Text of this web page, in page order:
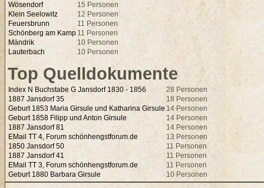
Wösendorf
15 Personen
Klein Seelowitz
12 Personen
Feuersbrunn
11 Personen
Schönberg am Kamp 11 Personen
Mändrik
10 Personen
Lauterbach
10 Personen
Top Quelldokumente
Index N Buchstabe G Jansdorf 1830 - 1856
28 Personen
1887 Jansdorf 35
18 Personen
Geburt 1853 Maria Girsule und Katharina Girsule 14 Personen
Geburt 1858 Filipp und Anton Girsule
14 Personen
1887 Jansdorf 81
14 Personen
EMail TT 4, Forum schönhengstforum.de
13 Personen
1850 Jansdorf 50
11 Personen
1887 Jansdorf 41
11 Personen
EMail TT 3, Forum schönhengstforum.de
11 Personen
Geburt 1880 Barbara Girsule
10 Personen